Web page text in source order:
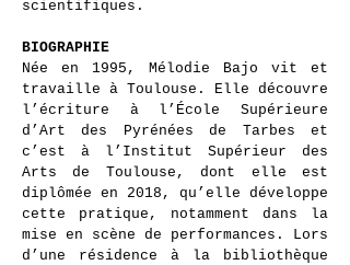
scientifiques.
BIOGRAPHIE
Née en 1995, Mélodie Bajo vit et
travaille à Toulouse. Elle découvre
l’écriture à l’École Supérieure
d’Art des Pyrénées de Tarbes et
c’est à l’Institut Supérieur des
Arts de Toulouse, dont elle est
diplômée en 2018, qu’elle développe
cette pratique, notamment dans la
mise en scène de performances. Lors
d’une résidence à la bibliothèque